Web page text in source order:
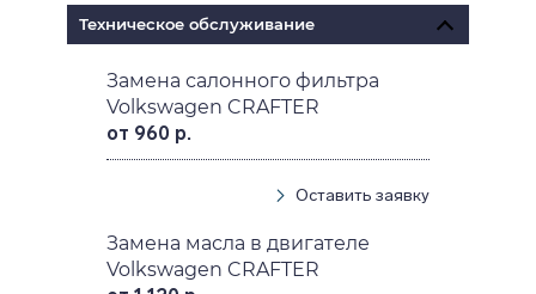
Техническое обслуживание
Замена салонного фильтра
Volkswagen CRAFTER
от 960 р.
Оставить заявку
Замена масла в двигателе
Volkswagen CRAFTER